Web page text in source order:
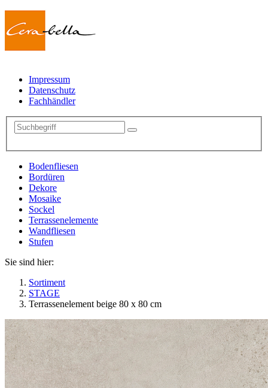
Impressum
Datenschutz
Fachhändler
Bodenfliesen
Bordüren
Dekore
Mosaike
Sockel
Terrassenelemente
Wandfliesen
Stufen
Sie sind hier:
Sortiment
STAGE
Terrassenelement beige 80 x 80 cm